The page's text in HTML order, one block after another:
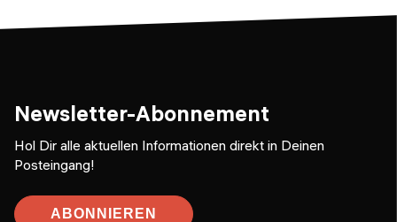
Newsletter-Abonnement
Hol Dir alle aktuellen Informationen direkt in Deinen
Posteingang!
ABONNIEREN